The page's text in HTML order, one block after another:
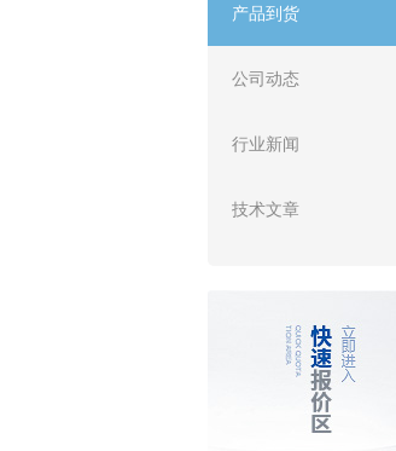
产品到货
公司动态
行业新闻
技术文章